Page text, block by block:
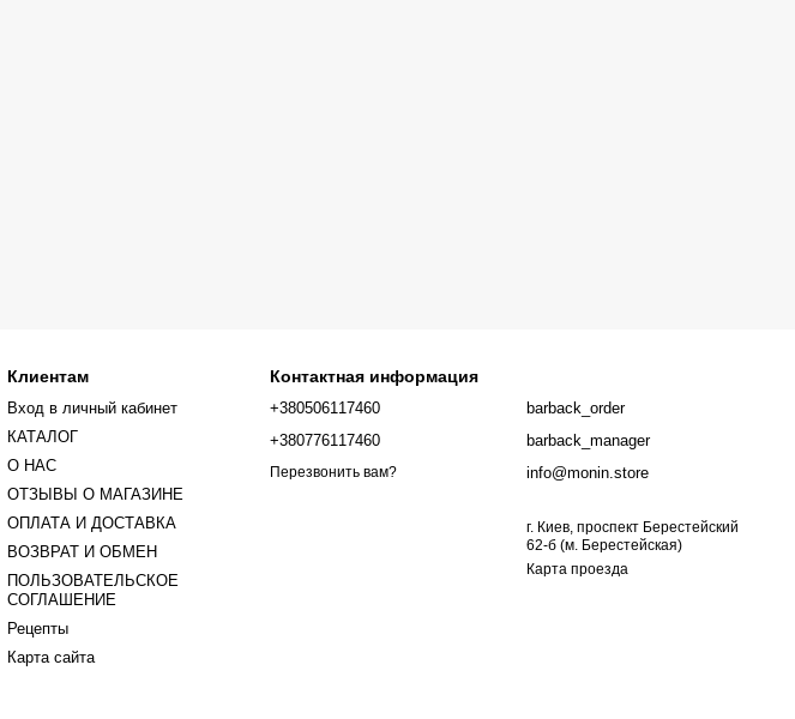
Клиентам
Вход в личный кабинет
КАТАЛОГ
О НАС
ОТЗЫВЫ О МАГАЗИНЕ
ОПЛАТА И ДОСТАВКА
ВОЗВРАТ И ОБМЕН
ПОЛЬЗОВАТЕЛЬСКОЕ
СОГЛАШЕНИЕ
Рецепты
Карта сайта
Контактная информация
+380506117460
+380776117460
Перезвонить вам?
barback_order
barback_manager
info@monin.store
г. Киев, проспект Берестейский
62-б (м. Берестейская)
Карта проезда